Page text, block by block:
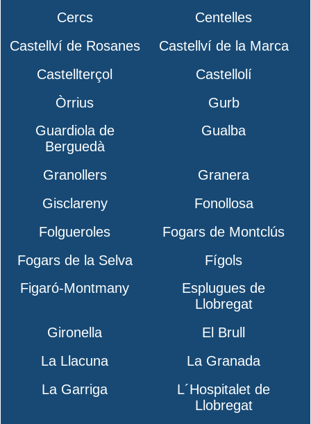
Cercs
Centelles
Castellví de Rosanes
Castellví de la Marca
Castellterçol
Castellolí
Òrrius
Gurb
Guardiola de
Berguedà
Gualba
Granollers
Granera
Gisclareny
Fonollosa
Folgueroles
Fogars de Montclús
Fogars de la Selva
Fígols
Figaró-Montmany
Esplugues de
Llobregat
Gironella
El Brull
La Llacuna
La Granada
La Garriga
L´Hospitalet de
Llobregat